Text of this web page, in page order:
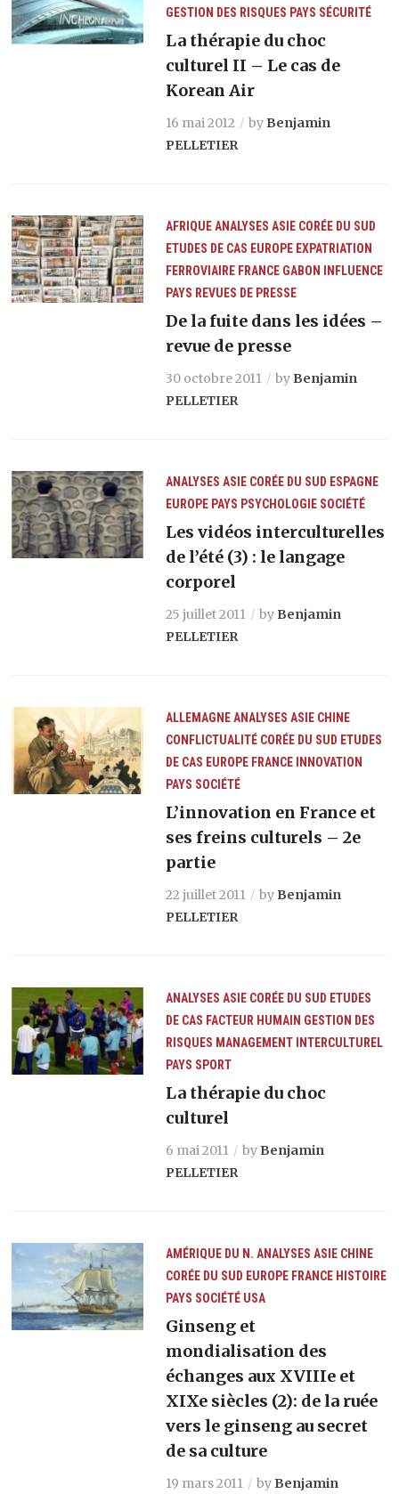
GESTION DES RISQUES PAYS SÉCURITÉ
La thérapie du choc
culturel II – Le cas de
Korean Air
16 mai 2012 by Benjamin
PELLETIER
AFRIQUEANALYSES ASIE CORÉE DU SUD
ETUDES DE CAS EUROPE EXPATRIATION
FERROVIAIRE FRANCE GABON
INFLUENCE
PAYS REVUES DE PRESSE
De la fuite dans les idées –
revue de presse
30 octobre 2011 by Benjamin
PELLETIER
ANALYSES ASIE CORÉE DU SUD ESPAGNE
EUROPE PAYS PSYCHOLOGIE SOCIÉTÉ
Les vidéos interculturelles
de l’été (3) : le langage
corporel
25 juillet 2011 by Benjamin
PELLETIER
ALLEMAGNEANALYSES ASIE CHINE
CONFLICTUALITÉ CORÉE DU SUD ETUDES
DE CAS EUROPE FRANCE
INNOVATION
PAYS SOCIÉTÉ
L’innovation en France et
ses freins culturels – 2e
partie
22 juillet 2011 by Benjamin
PELLETIER
ANALYSES ASIE CORÉE DU SUD ETUDES
DE CAS FACTEUR HUMAIN GESTION DES
RISQUES MANAGEMENT INTERCULTUREL
PAYS SPORT
La thérapie du choc
culturel
6 mai 2011 by Benjamin
PELLETIER
AMÉRIQUE DU N. ANALYSES ASIE CHINE
CORÉE DU SUD EUROPE FRANCE HISTOIRE
PAYS SOCIÉTÉ USA
Ginseng et
mondialisation des
échanges aux XVIIIe et
XIXe siècles (2): de la ruée
vers le ginseng au secret
de sa culture
19 mars 2011 by Benjamin